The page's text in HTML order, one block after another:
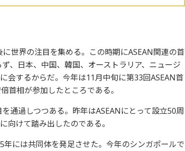
世界の注目を集める。この時期にASEAN関連の首
、日本、中国、韓国、オーストラリア、ニュージ
会するからだ。今年は11月中旬に第33回ASEAN首
首相が参加したところである。
通過しつつある。昨年はASEANにとって設立50周
向けて踏み出したのである。
には共同体を発足させた。今年のシンガポールで